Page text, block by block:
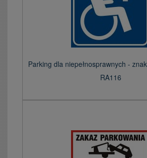
Parking dla niepełnosprawnych -
RA116